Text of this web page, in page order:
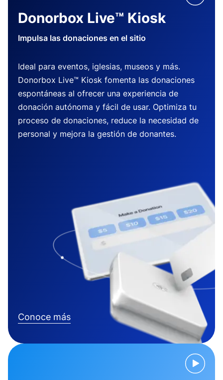
Donorbox Live™ Kiosk
Impulsa las donaciones en el sitio
Ideal para eventos, iglesias, museos y más.
Donorbox Live™ Kiosk fomenta las donaciones
espontáneas al ofrecer una experiencia de
donación autónoma y fácil de usar. Optimiza tu
proceso de donaciones, reduce la necesidad de
personal y mejora la gestión de donantes.
Conoce más